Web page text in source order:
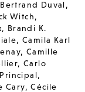
Bertrand Duval,
Witch,
, Brandi K.
,Camila Karl
, Camille
,Carlo
,
Cary,Cécile